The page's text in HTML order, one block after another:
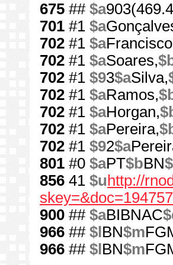
675 ## $a
701 #1 $a
702 #1 $a
702 #1 $aSoares,
702 #1 $93$aSilva,
702 #1 $aRamos,
702 #1 $aHorgan,
702 #1 $aPereira,
702 #1 $92$a
801 #0 $aPT$bBN
856 41 $u http://
900 ## $aBIBNAC
966 ## $l BN$m
966 ## $l BN$m